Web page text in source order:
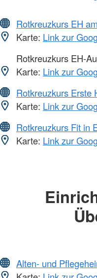
Rotkreuzkurs EH
Karte: Link zur
Rotkreuzkurs EH-
Karte: Link zur
Rotkreuzkurs Erste
Karte: Link zur
Rotkreuzkurs Fit in
Karte: Link zur
Alten- und